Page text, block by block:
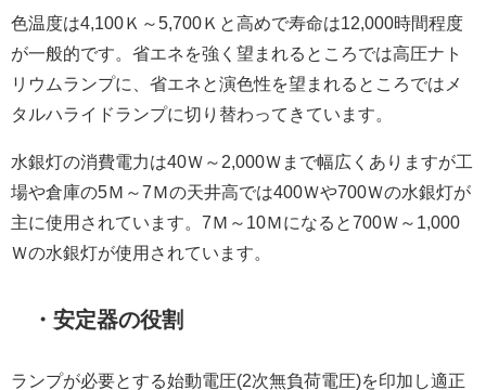
色温度は4,100Ｋ～5,700Ｋと高めで寿命は12,000時間程度
が一般的です。省エネを強く望まれるところでは高圧ナト
リウムランプに、省エネと演色性を望まれるところではメ
タルハライドランプに切り替わってきています。
水銀灯の消費電力は40Ｗ～2,000Ｗまで幅広くありますが工
場や倉庫の5Ｍ～7Ｍの天井高では400Ｗや700Ｗの水銀灯が
主に使用されています。7Ｍ～10Ｍになると700Ｗ～1,000
Ｗの水銀灯が使用されています。
・安定器の役割
ランプが必要とする始動電圧(2次無負荷電圧)を印加し適正